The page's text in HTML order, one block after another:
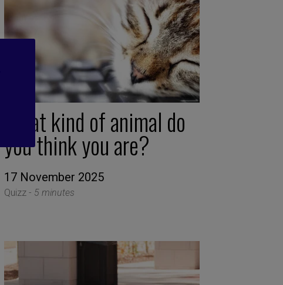
What kind of animal do
you think you are?
17 November 2025
Quizz - 5 minutes